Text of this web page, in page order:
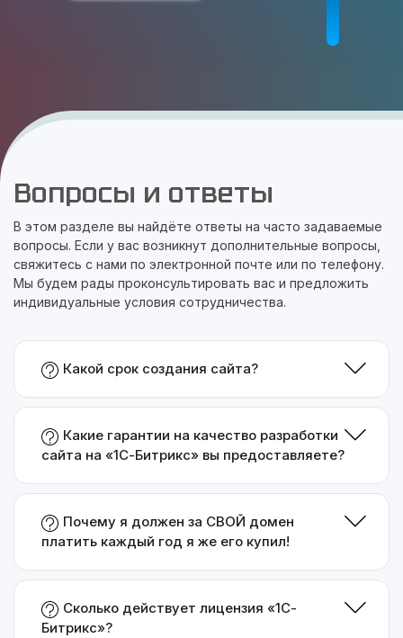
Вопросы и ответы
В этом разделе вы найдёте ответы на часто задаваемые
вопросы. Если у вас возникнут дополнительные вопросы,
свяжитесь с нами по электронной почте или по телефону.
Мы будем рады проконсультировать вас и предложить
индивидуальные условия сотрудничества.
Какой срок создания сайта?
Какие гарантии на качество разработки
сайта на «1С-Битрикс» вы предоставляете?
Почему я должен за СВОЙ домен
платить каждый год я же его купил!
Сколько действует лицензия «1С-
Битрикс»?